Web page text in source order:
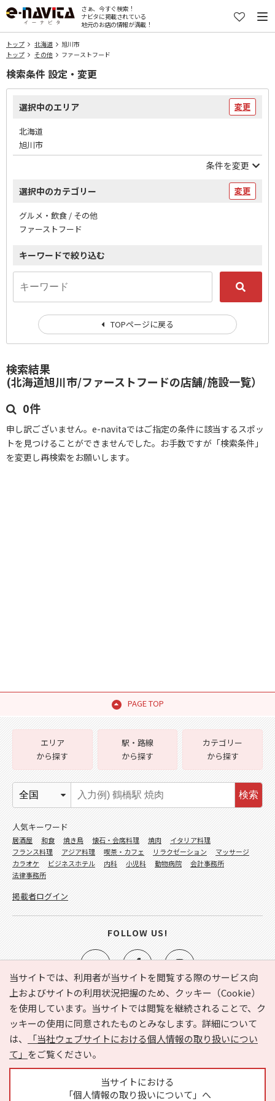
さぁ、今すぐ検索！
ナビタに掲載されている
地元のお店の情報が満載！
トップ 北海道
旭川市
トップ
その他 ファーストフード
検索結果
(北海道旭川市/ファーストフードの店舗/施設一覧）
0件
申し訳ございません。e-navitaではご指定の条件に該当するスポッ
トを見つけることができませんでした。お手数ですが「検索条件」
を変更し再検索をお願いします。
検索条件 設定・変更
選択中のエリア 変更
北海道
旭川市
条件を変更
選択中のカテゴリー 変更
グルメ・飲食 / その他
ファーストフード
キーワードで絞り込む
TOPページに戻る
PAGE TOP
当サイトでは、利用者が当サイトを閲覧する際のサービス向
上およびサイトの利用状況把握のため、クッキー（Cookie）
を使用しています。当サイトでは閲覧を継続されることで、ク
ッキーの使用に同意されたものとみなします。詳細について
は、
「当社ウェブサイトにおける個人情報の取り扱いについ
て」 をご覧ください。
当サイトにおける
「個人情報の取り扱いについて」へ
e-NAVITA（イーナビタ）とは？ お気に入り
ヘルプ
利用規約
個人情報の取り扱いについて
運営会社
サイトマップ
広告掲載に関するお問い合わせ
エリア
から探す
駅・路線
から探す
カテゴリー
から探す
検索
人気キーワード
居酒屋 和食 焼き鳥 懐石・会席料理 焼肉
イタリア料理
フランス料理
アジア料理 喫茶・カフェ リラクゼーション
マッサージ
カラオケ
ビジネスホテル 内科 小児科 動物病院
会計事務所
法律事務所
掲載者ログイン
FOLLOW US!